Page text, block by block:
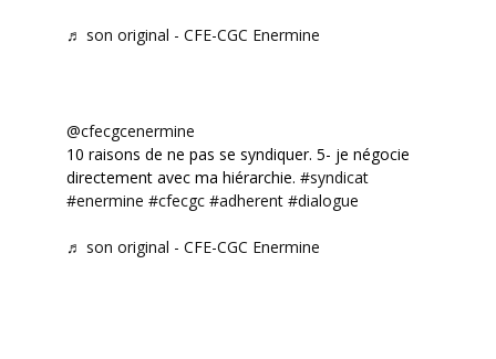
♬ son original - CFE-CGC Enermine
@cfecgcenermine
10 raisons de ne pas se syndiquer. 5- je négocie
directement avec ma hiérarchie. #syndicat
#enermine #cfecgc #adherent #dialogue
♬ son original - CFE-CGC Enermine